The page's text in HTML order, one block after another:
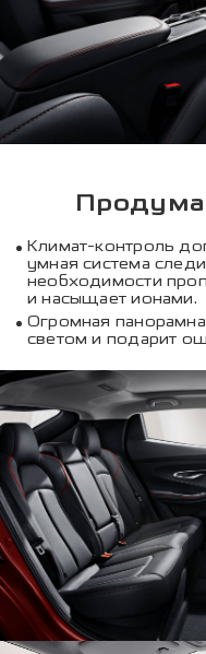
Климат-контроль
умная система
необходимости
и насыщает ионами.
Огромная
светом и подарит